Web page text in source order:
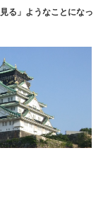
る」ようなことになっ